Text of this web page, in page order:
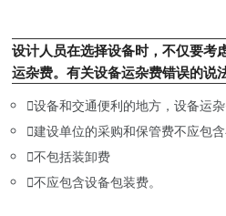
设计人员在选择设备时，不仅要考
运杂费。有关设备运杂费错误的说
设备和交通便利的地方，设备运杂
建设单位的采购和保管费不应包
不包括装卸费
不应包含设备包装费。